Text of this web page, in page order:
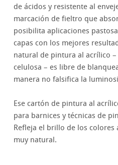
de ácidos y resistente al
marcación de fieltro que
posibilita aplicaciones
capas con los mejores
natural de pintura al acrílico
celulosa – es libre de
manera no falsifica la
Ese cartón de pintura al
para barnices y técnicas de
Refleja el brillo de los colores
muy natural.